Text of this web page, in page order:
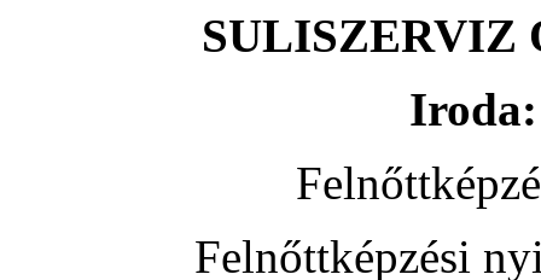
SULISZERVIZ
Iroda:
Felnőttképzési